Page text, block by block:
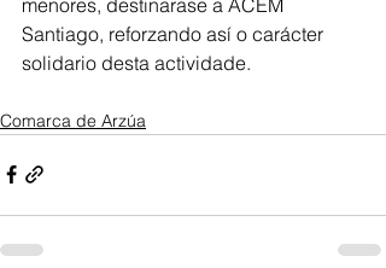
Santiago, reforzando así o carácter
solidario desta actividade.
Comarca de Arzúa